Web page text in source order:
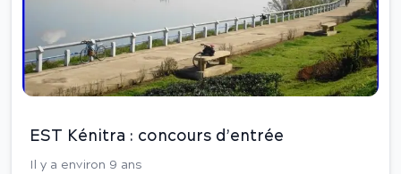
EST Kénitra : concours d’entrée
Il y a environ 9 ans